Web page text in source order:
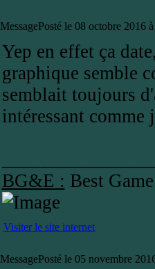
MessagePosté le 08 octobre 2016
Yep en effet ça
graphique semble
semblait toujours
intéressant
BG&E : Best
Visiter le site internet
MessagePosté le 05 novembre